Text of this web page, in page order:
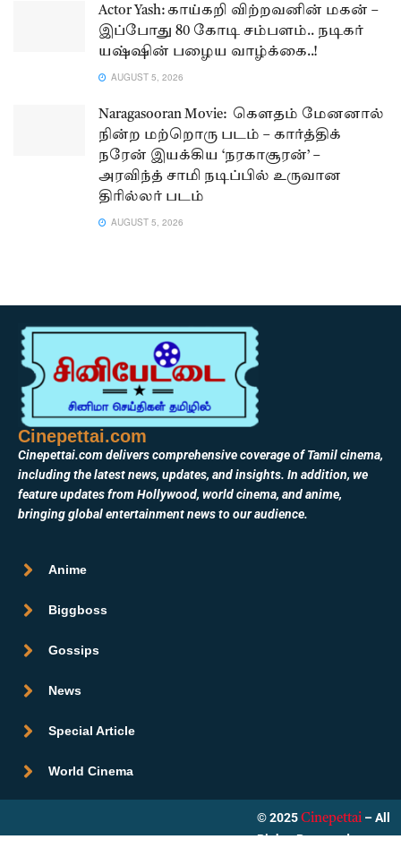
Actor Yash: காய்கறி விற்றவனின் மகன் –
இப்போது 80 கோடி சம்பளம்.. நடிகர்
யஷ்ஷின் பழைய வாழ்க்கை..!
AUGUST 5, 2026
Naragasooran Movie: கௌதம் மேனனால்
நின்ற மற்றொரு படம் – கார்த்திக்
நரேன் இயக்கிய ‘நரகாசூரன்’ –
அரவிந்த் சாமி நடிப்பில் உருவான
திரில்லர் படம்
AUGUST 5, 2026
Cinepettai.com
Cinepettai.com delivers comprehensive coverage of Tamil cinema,
including the latest news, updates, and insights. In addition, we
feature updates from Hollywood, world cinema, and anime,
bringing global entertainment news to our audience.
Anime
Biggboss
Gossips
News
Special Article
World Cinema
© 2025 Cinepettai – All
Rights Reserved